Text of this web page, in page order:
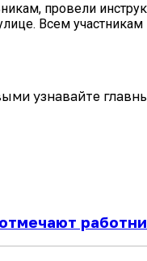
провели
Всем
узнавайте